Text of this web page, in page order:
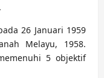
26 Januari 1959
Melayu, 1958.
5 objektif